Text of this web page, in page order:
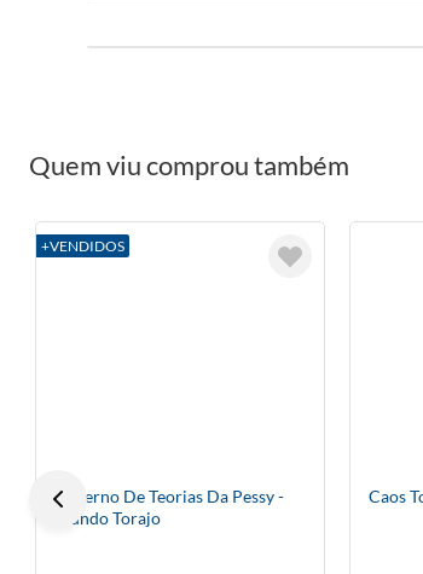
Quem viu comprou também
+VENDIDOS
Caderno De Teorias Da Pessy -
Mundo Torajo
Caos